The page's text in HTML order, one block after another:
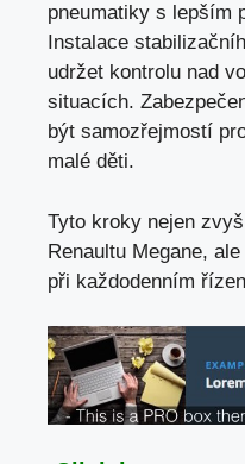
pneumatiky s lepším
Instalace
udržet kontrolu nad
situacích.
být samozřejmostí
malé děti.
Tyto kroky nejen
Renaultu Megane,
při každodenním